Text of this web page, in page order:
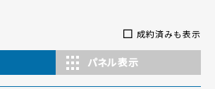
成約済みも表示
パネル表示